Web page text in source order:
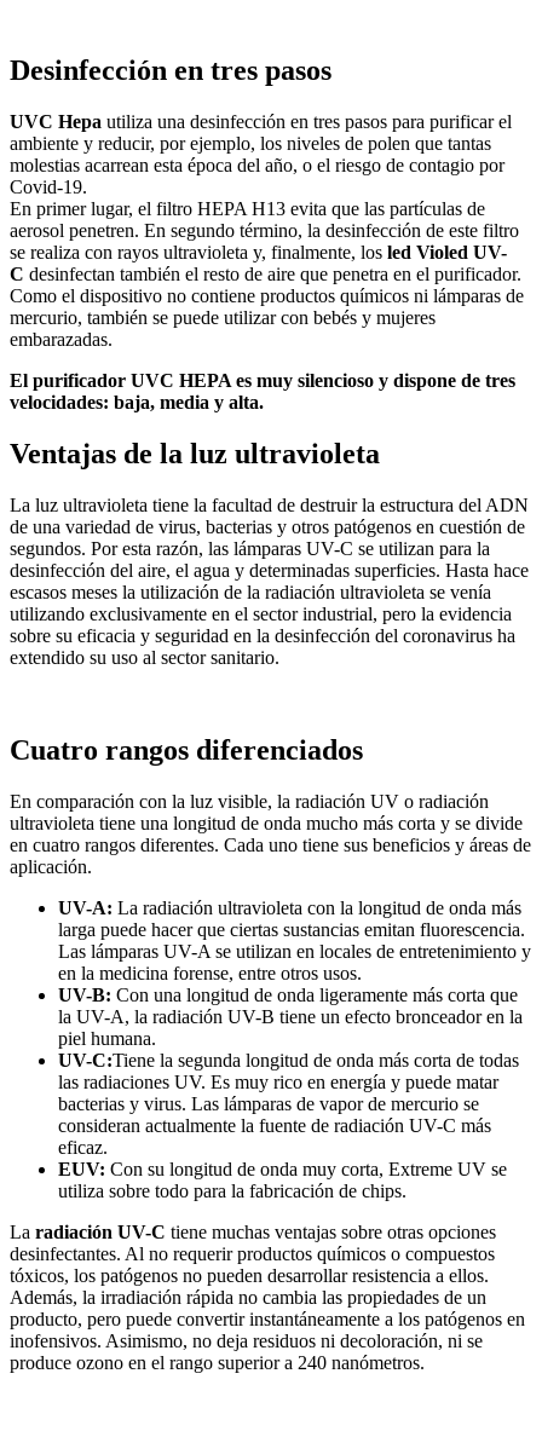
Desinfección en tres pasos
UVC Hepa utiliza una desinfección en tres pasos para purificar el
ambiente y reducir, por ejemplo, los niveles de polen que tantas
molestias acarrean esta época del año, o el riesgo de contagio por
Covid-19.
En primer lugar, el filtro HEPA H13 evita que las partículas de
aerosol penetren. En segundo término, la desinfección de este filtro
se realiza con rayos ultravioleta y, finalmente, los led Violed UV-
C desinfectan también el resto de aire que penetra en el purificador.
Como el dispositivo no contiene productos químicos ni lámparas de
mercurio, también se puede utilizar con bebés y mujeres
embarazadas.
El purificador UVC HEPA es muy silencioso y dispone de tres
velocidades: baja, media y alta.
Ventajas de la luz ultravioleta
La luz ultravioleta tiene la facultad de destruir la estructura del ADN
de una variedad de virus, bacterias y otros patógenos en cuestión de
segundos. Por esta razón, las lámparas UV-C se utilizan para la
desinfección del aire, el agua y determinadas superficies. Hasta hace
escasos meses la utilización de la radiación ultravioleta se venía
utilizando exclusivamente en el sector industrial, pero la evidencia
sobre su eficacia y seguridad en la desinfección del coronavirus ha
extendido su uso al sector sanitario.
Cuatro rangos diferenciados
En comparación con la luz visible, la radiación UV o radiación
ultravioleta tiene una longitud de onda mucho más corta y se divide
en cuatro rangos diferentes. Cada uno tiene sus beneficios y áreas de
aplicación.
UV-A: La radiación ultravioleta con la longitud de onda más
larga puede hacer que ciertas sustancias emitan fluorescencia.
Las lámparas UV-A se utilizan en locales de entretenimiento y
en la medicina forense, entre otros usos.
UV-B: Con una longitud de onda ligeramente más corta que
la UV-A, la radiación UV-B tiene un efecto bronceador en la
piel humana.
UV-C:Tiene la segunda longitud de onda más corta de todas
las radiaciones UV. Es muy rico en energía y puede matar
bacterias y virus. Las lámparas de vapor de mercurio se
consideran actualmente la fuente de radiación UV-C más
eficaz.
EUV: Con su longitud de onda muy corta, Extreme UV se
utiliza sobre todo para la fabricación de chips.
La radiación UV-C tiene muchas ventajas sobre otras opciones
desinfectantes. Al no requerir productos químicos o compuestos
tóxicos, los patógenos no pueden desarrollar resistencia a ellos.
Además, la irradiación rápida no cambia las propiedades de un
producto, pero puede convertir instantáneamente a los patógenos en
inofensivos. Asimismo, no deja residuos ni decoloración, ni se
produce ozono en el rango superior a 240 nanómetros.